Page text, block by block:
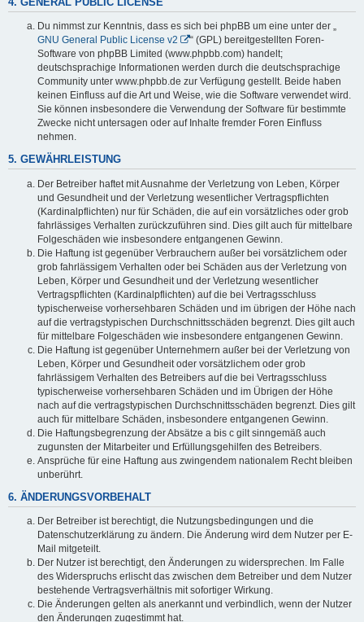
Du nimmst zur Kenntnis, dass es sich bei phpBB um eine unter der „
GNU General Public License v2
“ (GPL) bereitgestellten Foren-
Software von phpBB Limited (www.phpbb.com) handelt;
deutschsprachige Informationen werden durch die deutschsprachige
Community unter www.phpbb.de zur Verfügung gestellt. Beide haben
keinen Einfluss auf die Art und Weise, wie die Software verwendet wird.
Sie können insbesondere die Verwendung der Software für bestimmte
Zwecke nicht untersagen oder auf Inhalte fremder Foren Einfluss
nehmen.
5. GEWÄHRLEISTUNG
Der Betreiber haftet mit Ausnahme der Verletzung von Leben, Körper
und Gesundheit und der Verletzung wesentlicher Vertragspflichten
(Kardinalpflichten) nur für Schäden, die auf ein vorsätzliches oder grob
fahrlässiges Verhalten zurückzuführen sind. Dies gilt auch für mittelbare
Folgeschäden wie insbesondere entgangenen Gewinn.
Die Haftung ist gegenüber Verbrauchern außer bei vorsätzlichem oder
grob fahrlässigem Verhalten oder bei Schäden aus der Verletzung von
Leben, Körper und Gesundheit und der Verletzung wesentlicher
Vertragspflichten (Kardinalpflichten) auf die bei Vertragsschluss
typischerweise vorhersehbaren Schäden und im übrigen der Höhe nach
auf die vertragstypischen Durchschnittsschäden begrenzt. Dies gilt auch
für mittelbare Folgeschäden wie insbesondere entgangenen Gewinn.
Die Haftung ist gegenüber Unternehmern außer bei der Verletzung von
Leben, Körper und Gesundheit oder vorsätzlichem oder grob
fahrlässigem Verhalten des Betreibers auf die bei Vertragsschluss
typischerweise vorhersehbaren Schäden und im Übrigen der Höhe
nach auf die vertragstypischen Durchschnittsschäden begrenzt. Dies gilt
auch für mittelbare Schäden, insbesondere entgangenen Gewinn.
Die Haftungsbegrenzung der Absätze a bis c gilt sinngemäß auch
zugunsten der Mitarbeiter und Erfüllungsgehilfen des Betreibers.
Ansprüche für eine Haftung aus zwingendem nationalem Recht bleiben
unberührt.
6. ÄNDERUNGSVORBEHALT
Der Betreiber ist berechtigt, die Nutzungsbedingungen und die
Datenschutzerklärung zu ändern. Die Änderung wird dem Nutzer per E-
Mail mitgeteilt.
Der Nutzer ist berechtigt, den Änderungen zu widersprechen. Im Falle
des Widerspruchs erlischt das zwischen dem Betreiber und dem Nutzer
bestehende Vertragsverhältnis mit sofortiger Wirkung.
Die Änderungen gelten als anerkannt und verbindlich, wenn der Nutzer
den Änderungen zugestimmt hat.